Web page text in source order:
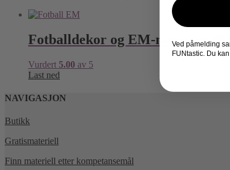
Fotballdekor og EM-nasjoner
Vurdert 5.00 av 5
Last ned
NAVIGASJON
Butikk
Gratismateriell
Finn materiell etter kompetansemål
Ved påmelding
FUNtastic. Du